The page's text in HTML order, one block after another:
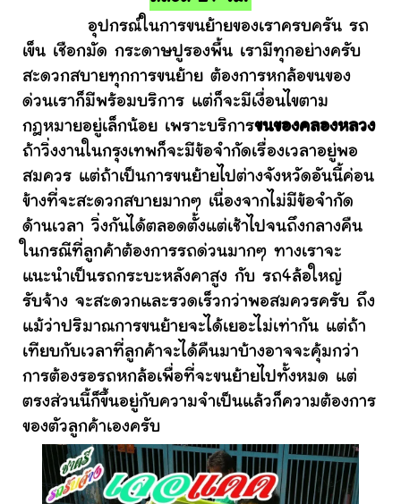
อุปกรณ์ในการขนย้ายของเราครบครัน รถ
เข็น เชือกมัด กระดาษปูรองพื้น เรามีทุกอย่างครับ
สะดวกสบายทุกการขนย้าย ต้องการหกล้อขนของ
ด่วนเราก็มีพร้อมบริการ แต่ก็จะมีเงื่อนไขตาม
กฎหมายอยู่เล็กน้อย เพราะบริการขนของคลองหลวง
ถ้าวิ่งงานในกรุงเทพก็จะมีข้อจำกัดเรื่องเวลาอยู่พอ
สมควร แต่ถ้าเป็นการขนย้ายไปต่างจังหวัดอันนี้ค่อน
ข้างที่จะสะดวกสบายมากๆ เนื่องจากไม่มีข้อจำกัด
ด้านเวลา วิ่งกันได้ตลอดตั้งแต่เช้าไปจนถึงกลางคืน
ในกรณีที่ลูกค้าต้องการรถด่วนมากๆ ทางเราจะ
แนะนำเป็นรถกระบะหลังคาสูง กับ รถ4ล้อใหญ่
รับจ้าง จะสะดวกและรวดเร็วกว่าพอสมควรครับ ถึง
แม้ว่าปริมาณการขนย้ายจะได้เยอะไม่เท่ากัน แต่ถ้า
เทียบกับเวลาที่ลูกค้าจะได้คืนมาบ้างอาจจะคุ้มกว่า
การต้องรอรถหกล้อเพื่อที่จะขนย้ายไปทั้งหมด แต่
ตรงส่วนนี้ก็ขึ้นอยู่กับความจำเป็นแล้วก็ความต้องการ
ของตัวลูกค้าเองครับ